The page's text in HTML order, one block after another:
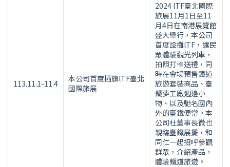
113.11.1-11.4
本公司首度插旗lTF臺北
國際旅展
2024 lTF臺北國際
旅展11月1日至11
月4日在南港展覽館
盛大舉行，本公司
首度設攤lTF，讓民
眾體驗觀光列車，
拍照打卡送禮，同
時在會場預售鐵道
旅遊套裝商品、臺
鐵夢工廠週邊小
物、以及馳名國內
外的臺鐵便當。本
公司杜董事長微也
親臨臺鐵展攤，和
同仁一起招呼參觀
群眾，介紹產品，
體驗鐵道旅遊。